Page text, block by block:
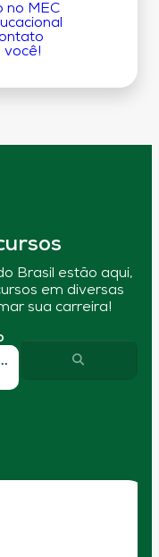
no MEC
você!
Brasil estão aqui,
em diversas
sua carreira!